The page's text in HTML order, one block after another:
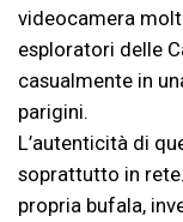
videocamera
esploratori delle
casualmente in
parigini.
L’autenticità di
soprattutto in
propria bufala,